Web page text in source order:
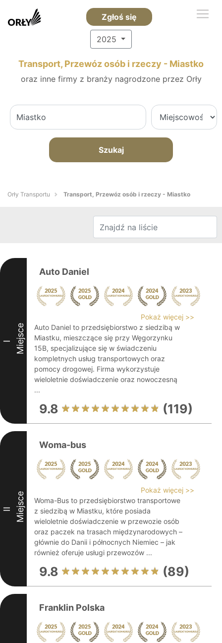
Zgłoś się
2025
Transport, Przewóz osób i rzeczy - Miastko
oraz inne firmy z branży nagrodzone przez Orły
Szukaj
Orły Transportu Transport, Przewóz osób i rzeczy - Miastko
I Miejsce
Auto Daniel
Pokaż więcej >>
Auto Daniel to przedsiębiorstwo z siedzibą w
Miastku, mieszczące się przy Węgorzynku
15B, specjalizujące się w świadczeniu
kompletnych usług transportowych oraz
pomocy drogowej. Firma wykorzystuje
wieloletnie doświadczenie oraz nowoczesną
...
9.8 (119)
II Miejsce
Woma-bus
Pokaż więcej >>
Woma-Bus to przedsiębiorstwo transportowe
z siedzibą w Miastku, które posiada
wieloletnie doświadczenie w przewozie osób
oraz paczek na trasach międzynarodowych –
głównie do Danii i północnych Niemiec – jak
również oferuje usługi przewozów ...
9.8 (89)
Franklin Polska